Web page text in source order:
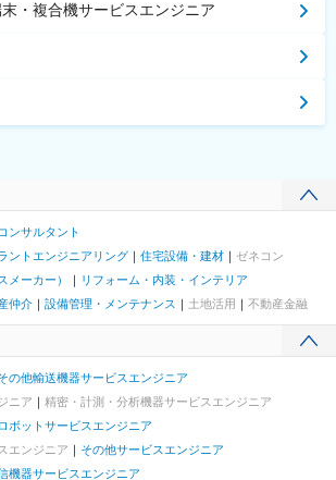
・複合機サービスエンジニア
ンサルタント
ントエンジニアリング
住宅設備・建材
ゼネコン
メーカー）
リフォーム・内装・インテリア
仲介 設備管理・メンテナンス 土地活用 不動産金融
の他輸送機器サービスエンジニア
ニア
精密・計測・分析機器サービスエンジニア
ボットサービスエンジニア
エンジニア
その他サービスエンジニア
機器サービスエンジニア